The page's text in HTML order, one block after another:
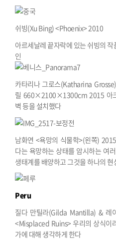
쉬빙(Xu Bing) <Phoenix> 2010
아르세날레 끝자락에 있는 쉬빙의
인 작
카타리나 그로스(Katharina
릴 660×2100×1300cm 2015 아
벽 등을 설치했다
남화연 <욕망의 식물학>(왼쪽) 2015
다는 욕망하는 상태를 암시하는 여
생태계를 배양하고 그것을 하나의
Peru
질다 만틸라(Gilda Mantilla) & 레
<Misplaced Ruins> 우리의 상식이
가에 대해 생각하게 한다